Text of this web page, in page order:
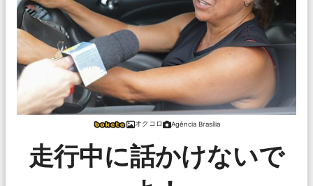
オクコロ Agência Brasília
走行中に話かけないで